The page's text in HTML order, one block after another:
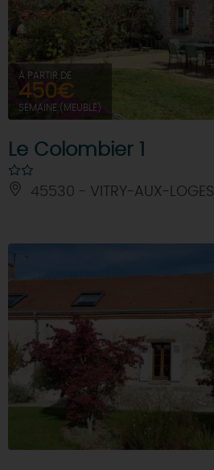
À PARTIR DE
450€
SEMAINE (MEUBLÉ)
Le Colombier 1
45530 - VITRY-AUX-LOGES